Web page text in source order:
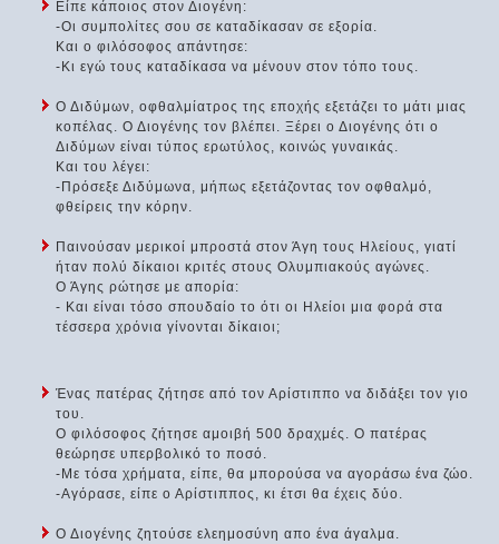
Είπε κάποιος στον Διογένη:
-Οι συμπολίτες σου σε καταδίκασαν σε εξορία.
Και ο φιλόσοφος απάντησε:
-Κι εγώ τους καταδίκασα να μένουν στον τόπο τους.
Ο Διδύμων, οφθαλμίατρος της εποχής εξετάζει το μάτι μιας
κοπέλας. Ο Διογένης τον βλέπει. Ξέρει ο Διογένης ότι ο
Διδύμων είναι τύπος ερωτύλος, κοινώς γυναικάς.
Και του λέγει:
-Πρόσεξε Διδύμωνα, μήπως εξετάζοντας τον οφθαλμό,
φθείρεις την κόρην.
Παινούσαν μερικοί μπροστά στον Άγη τους Ηλείους, γιατί
ήταν πολύ δίκαιοι κριτές στους Ολυμπιακούς αγώνες.
Ο Άγης ρώτησε με απορία:
- Και είναι τόσο σπουδαίο το ότι οι Ηλείοι μια φορά στα
τέσσερα χρόνια γίνονται δίκαιοι;
Ένας πατέρας ζήτησε από τον Αρίστιππο να διδάξει τον γιο
του.
Ο φιλόσοφος ζήτησε αμοιβή 500 δραχμές. Ο πατέρας
θεώρησε υπερβολικό το ποσό.
-Με τόσα χρήματα, είπε, θα μπορούσα να αγοράσω ένα ζώο.
-Αγόρασε, είπε ο Αρίστιππος, κι έτσι θα έχεις δύο.
Ο Διογένης ζητούσε ελεημοσύνη απο ένα άγαλμα.